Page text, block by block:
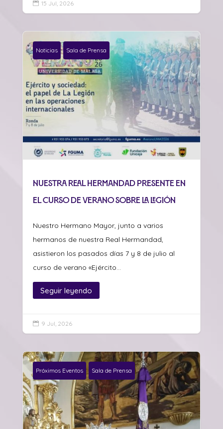
 15 Jul, 2026
Noticias Sala de Prensa
Nuestra Real Hermandad presente en
el curso de verano sobre La Legión
Nuestro Hermano Mayor, junto a varios
hermanos de nuestra Real Hermandad,
asistieron los pasados días 7 y 8 de julio al
curso de verano «Ejército...
Seguir leyendo
 9 Jul, 2026
Próximos Eventos Sala de Prensa